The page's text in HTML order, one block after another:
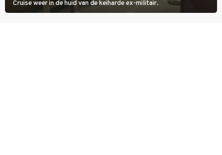
Cruise weer in de huid van de keiharde ex-militair.